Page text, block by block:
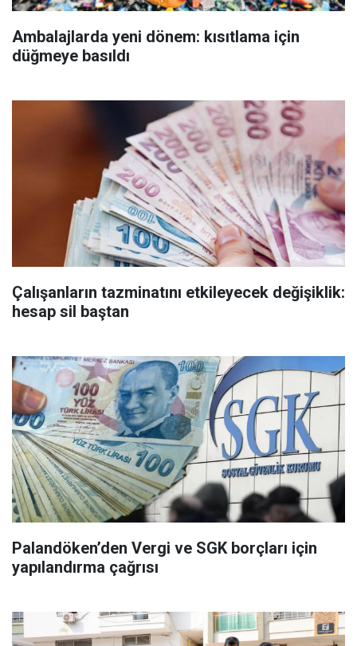
Ambalajlarda yeni dönem: kısıtlama için
düğmeye basıldı
Çalışanların tazminatını etkileyecek değişiklik:
hesap sil baştan
Palandöken’den Vergi ve SGK borçları için
yapılandırma çağrısı